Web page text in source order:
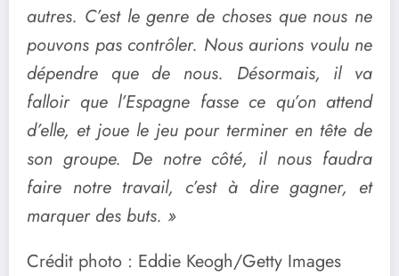
autres. C’est le genre de choses que nous ne
pouvons pas contrôler. Nous aurions voulu ne
dépendre que de nous. Désormais, il va
falloir que l’Espagne fasse ce qu’on attend
d’elle, et joue le jeu pour terminer en tête de
son groupe. De notre côté, il nous faudra
faire notre travail, c’est à dire gagner, et
marquer des buts. »
Crédit photo : Eddie Keogh/Getty Images